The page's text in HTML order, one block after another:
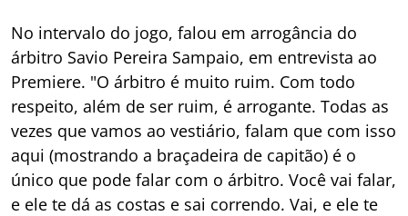
No intervalo do jogo, falou em arrogância do
árbitro Savio Pereira Sampaio, em entrevista ao
Premiere. "O árbitro é muito ruim. Com todo
respeito, além de ser ruim, é arrogante. Todas as
vezes que vamos ao vestiário, falam que com isso
aqui (mostrando a braçadeira de capitão) é o
único que pode falar com o árbitro. Você vai falar,
e ele te dá as costas e sai correndo. Vai, e ele te